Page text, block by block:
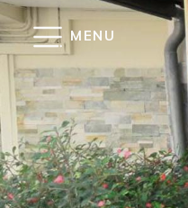
MENU
Panneau de gestion des